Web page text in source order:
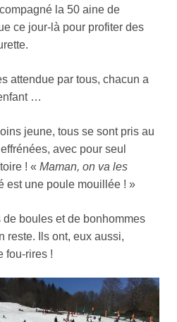
la 50 aine de
ce jour-là pour profiter des
attendue par tous, chacun a
…
jeune, tous se sont pris au
avec pour seul
! « Maman, on va les
est une poule mouillée ! »
boules et de bonhommes
reste. Ils ont, eux aussi,
fou-rires !